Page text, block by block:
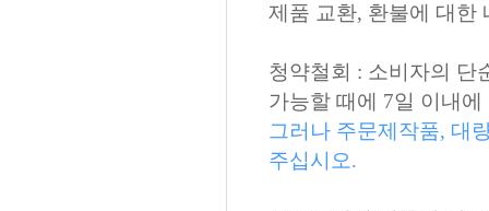
제품 교환, 환불에 대한
청약철회 : 소비자의 단
가능할 때에 7일 이내
그러나 주문제작품, 대
주십시오.